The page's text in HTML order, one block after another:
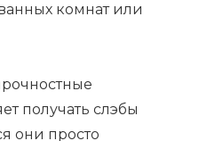
комнат или
получать слэбы
они просто